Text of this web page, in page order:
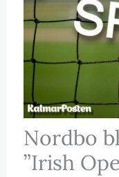
Nordbo
”Irish